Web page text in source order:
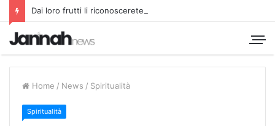
Dai loro frutti li riconoscerete
Home / News / Spiritualità
Spiritualità